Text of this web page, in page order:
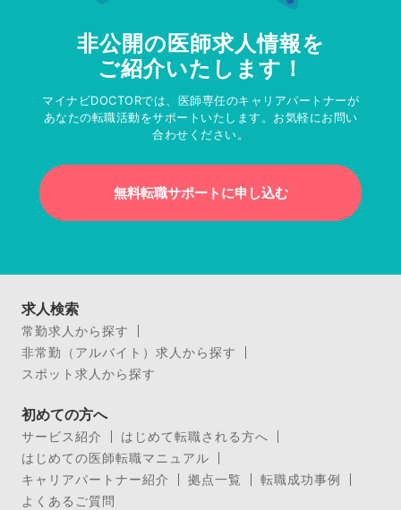
非公開の医師求人情報を
ご紹介いたします！
マイナビDOCTORでは、医師専任のキャリアパートナーが
あなたの転職活動をサポートいたします。お気軽にお問い
合わせください。
無料転職サポートに申し込む
求人検索
常勤求人から探す
非常勤（アルバイト）求人から探す
スポット求人から探す
初めての方へ
サービス紹介
はじめて転職される方へ
はじめての医師転職マニュアル
キャリアパートナー紹介
拠点一覧
転職成功事例
よくあるご質問